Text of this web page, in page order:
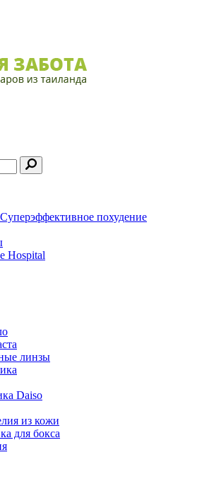
похудение
Hospital
линзы
Daiso
из кожи
для бокса